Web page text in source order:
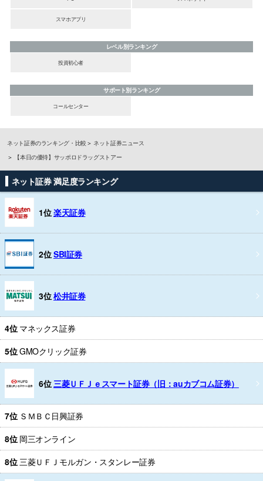
スマホアプリ
レベル別ランキング
投資初心者
サポート別ランキング
コールセンター
ネット証券のランキング・比較
ネット証券ニュース
【本日の優待】サッポロドラッグストアー
ネット証券 満足度ランキング
1位楽天証券
2位SBI証券
3位松井証券
4位 マネックス証券
5位GMOクリック証券
6位 三菱ＵＦＪｅスマート証券（旧：auカブコム証券）
7位 ＳＭＢＣ日興証券
8位 岡三オンライン
8位 三菱ＵＦＪモルガン・スタンレー証券